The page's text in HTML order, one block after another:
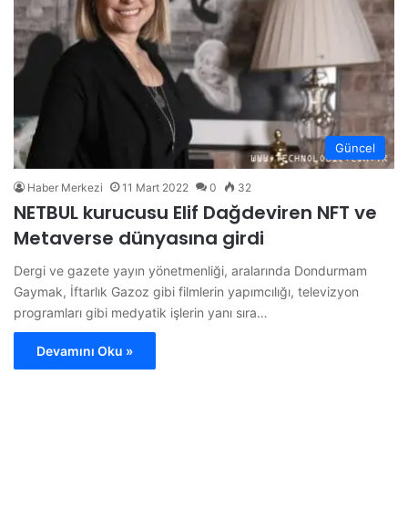
Güncel
Haber Merkezi 11 Mart 2022 0 32
NETBUL kurucusu Elif Dağdeviren NFT ve
Metaverse dünyasına girdi
Dergi ve gazete yayın yönetmenliği, aralarında Dondurmam
Gaymak, İftarlık Gazoz gibi filmlerin yapımcılığı, televizyon
programları gibi medyatik işlerin yanı sıra…
Devamını Oku »